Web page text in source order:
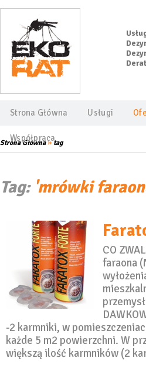
Strona Główna Usługi
Współpraca
Strona Główna »tag
Tag: 'mrówki
CO
faraona
-2 karmniki, w
każde 5 m2 powierzchni. W
większą ilość karmników (2